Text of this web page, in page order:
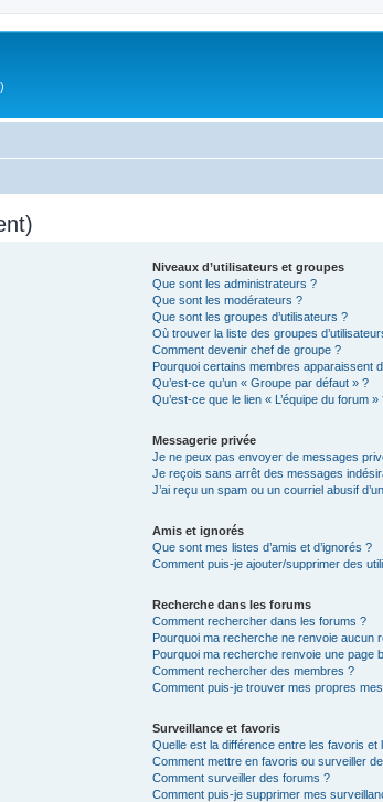
Niveaux d’utilisateurs et groupes
Que sont les administrateurs ?
Que sont les modérateurs ?
Que sont les groupes d’utilisateurs ?
Où trouver la liste des groupes
Comment devenir chef de groupe ?
Pourquoi certains membres apparaissent
Qu’est-ce qu’un « Groupe par défaut » ?
Qu’est-ce que le lien « L’équipe du forum »
Messagerie privée
Je ne peux pas envoyer de messages
Je reçois sans arrêt des messages
J’ai reçu un spam ou un courriel abusif
Amis et ignorés
Que sont mes listes d’amis et d’ignorés ?
Comment puis-je ajouter/supprimer des
Recherche dans les forums
Comment rechercher dans les forums ?
Pourquoi ma recherche ne renvoie aucun
Pourquoi ma recherche renvoie une page
Comment rechercher des membres ?
Comment puis-je trouver mes propres
Surveillance et favoris
Quelle est la différence entre les favoris et
Comment mettre en favoris ou surveiller
Comment surveiller des forums ?
Comment puis-je supprimer mes